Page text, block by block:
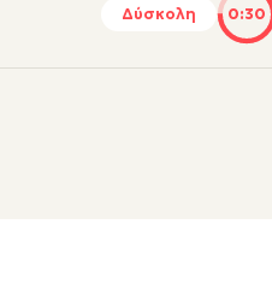
Δύσκολη 0:30